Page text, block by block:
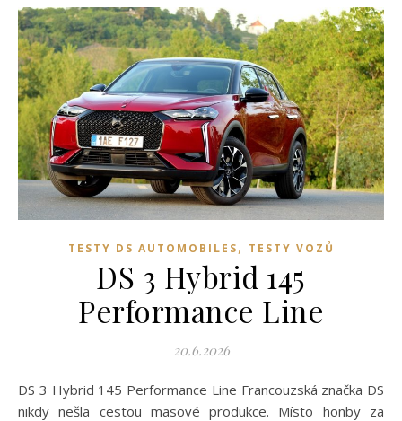
TESTY DS AUTOMOBILES, TESTY VOZŮ
DS 3 Hybrid 145
Performance Line
20.6.2026
DS 3 Hybrid 145 Performance Line Francouzská značka DS
nikdy nešla cestou masové produkce. Místo honby za